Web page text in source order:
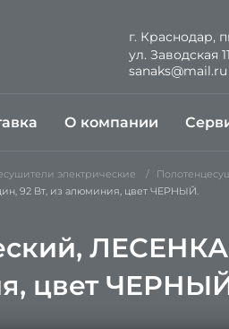
г. Краснодар,
ул. Заводская
sanaks@mail.ru
О компании
электрические
92 Вт, из алюминия, цвет ЧЕРНЫЙ.
цвет